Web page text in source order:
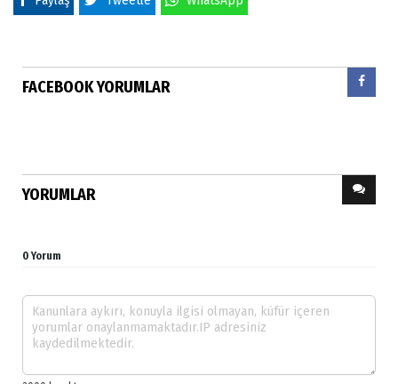
FACEBOOK YORUMLAR
YORUMLAR
0 Yorum